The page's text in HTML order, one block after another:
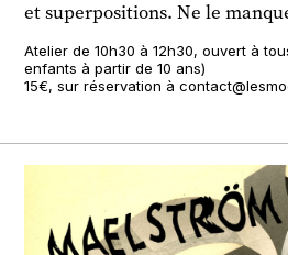
et superpositions. Ne le
Atelier de 10h30 à 12h30, ouvert à
enfants à partir de 10 ans)
15€, sur réservation à